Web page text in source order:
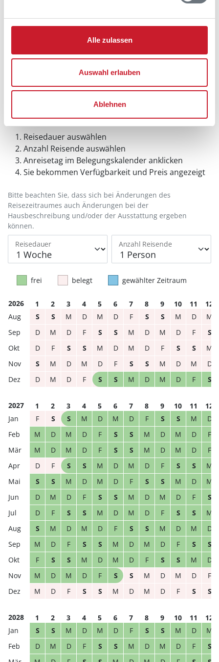
Alle zulassen
Auswahl erlauben
Ablehnen
Reisedauer auswählen
Anzahl Reisende auswählen
Anreisetag im Belegungskalender anklicken
Sie bekommen Verfügbarkeit und Preis angezeigt
Reisedauer Anzahl Reisende
Bitte beachten Sie, dass sich bei Änderungen des
Reisezeitraumes auch Änderungen bei der
Hausbeschreibung und/oder der Ausstattung ergeben
können.
frei belegt gewählter Zeitraum
2026 1 2 3 4 5 6 7 8 9 10 11
12
S
S M D M D F S S M D
M
D
M D F S S M D M D F
S
D
F S S M D M D F S S
M
S
M D M D F S S M D M
D
D
M D F S S M D M D F S
2027 1 2 3 4 5 6 7 8 9 10 11
12
F
S S M D M D F S S M
D
M
D M D F S S M D M D
F
M
D M D F S S M D M D
F
D
F S S M D M D F S S
M
S
S M D M D F S S M D
M
D
M D F S S M D M D F
S
D
F S S M D M D F S S
M
S
M D M D F S S M D M
D
M
D F S S M D M D F S
S
F
S S M D M D F S S M
D
M
D M D F S S M D M D
F
M
D F S S M D M D F S S
2028 1 2 3 4 5 6 7 8 9 10 11
12
S
S M D M D F S S M D
M
D
M D F S S M D M D F
S